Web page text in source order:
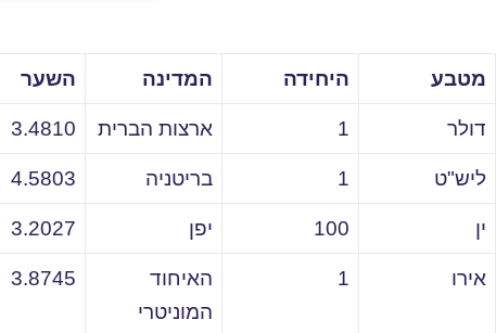
מטבע היחידה המדינה השער
דולר 1 ארצות הברית 3.4810
ליש"ט 1 בריטניה 4.5803
ין 100 יפן 3.2027
אירו 1
האיחוד
המוניטרי
3.8745